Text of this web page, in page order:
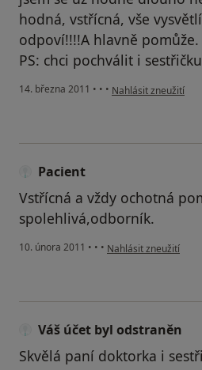
hodná, vstřícná, vše
odpoví!!!!A hlavně
PS: chci pochválit i
14. března 2011 • • • podle názoru
Nahlásit zneužití
Pacient
Vstřícná a vždy ochotná
spolehlivá,odborník.
10. února 2011 • • • podle názoru
Nahlásit zneužití
Váš účet byl odstraněn
Skvělá paní doktorka i